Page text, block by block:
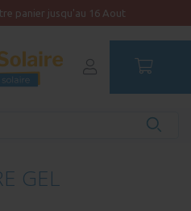
panier jusqu'au 16 Aout
GEL